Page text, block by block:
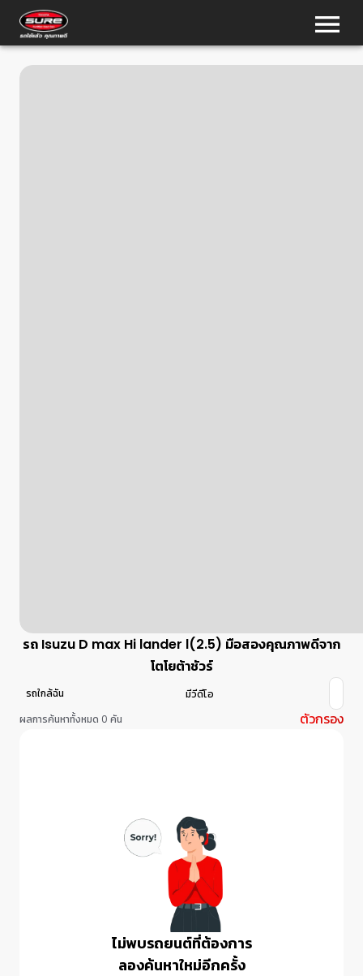
รถ Isuzu D max Hi lander l(2.5) มือสองคุณภาพดีจาก
โตโยต้าชัวร์
รถใกล้ฉัน
มีวีดีโอ
ผลการค้นหาทั้งหมด 0 คัน
ตัวกรอง
ไม่พบรถยนต์ที่ต้องการ
ลองค้นหาใหม่อีกครั้ง